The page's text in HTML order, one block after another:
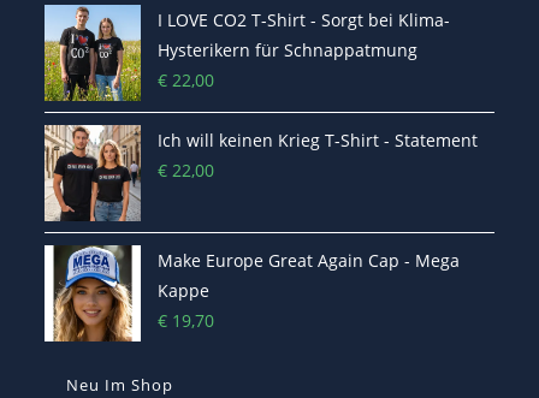
I LOVE CO2 T-Shirt - Sorgt bei Klima-
Hysterikern für Schnappatmung
€ 22,00
Ich will keinen Krieg T-Shirt - Statement
€ 22,00
Make Europe Great Again Cap - Mega
Kappe
€ 19,70
Neu Im Shop